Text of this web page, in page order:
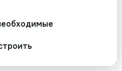
мы убираем